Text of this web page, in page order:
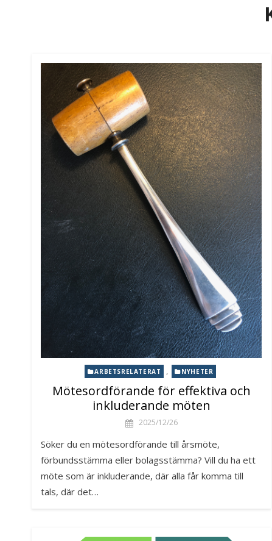
ARBETSRELATERAT , NYHETER
Mötesordförande för effektiva och
inkluderande möten
2025/12/26
Söker du en mötesordförande till årsmöte,
förbundsstämma eller bolagsstämma? Vill du ha ett
möte som är inkluderande, där alla får komma till
tals, där det…